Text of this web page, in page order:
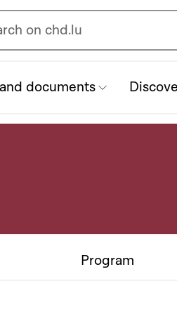
de recherche
on chd.lu
documents
Program